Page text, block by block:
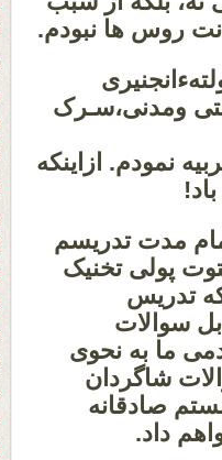
روس ها نبودم.
ومدنی،سـرک
نمودم. ازاینکه
مدت تدریسم
پولی تخنیک
تدریس
سوالات
ما به نحوی
شاگردان
صادقانه
داد.